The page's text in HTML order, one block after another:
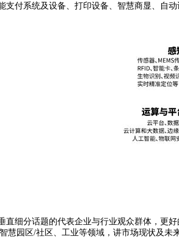
付系统及设备、打印设备、智慧商显、自动
分话题的代表企业与行业观众群体，更好
慧园区/社区、工业等领域，讲市场现状及